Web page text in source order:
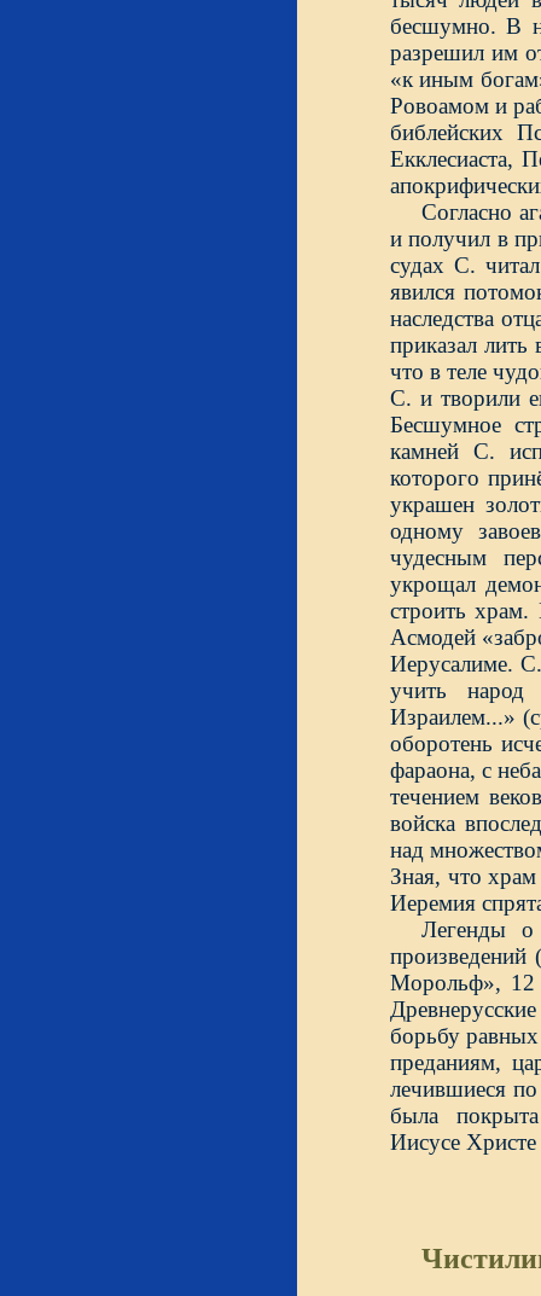
бесшумно. В
разрешил им
«к иным
Ровоамом и
библейских
Екклесиаста,
Согласно
и получил в
судах С.
явился
наследства
приказал лить
что в теле
С. и творили
Бесшумное
камней С.
которого
украшен
одному
чудесным
укрощал
строить
Асмодей
Иерусалиме.
учить
Израилем...»
оборотень
фараона, с
течением
войска
над
Зная, что
Иеремия
Легенды о
произведений
Морольф», 12
борьбу
преданиям,
лечившиеся
была
Иисусе